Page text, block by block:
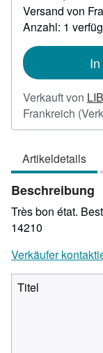
Versand von
Anzahl: 1
Verkauft von
Frankreich
Artikeldetails
Beschreibung
Très bon état.
14210
Verkäufer
Titel